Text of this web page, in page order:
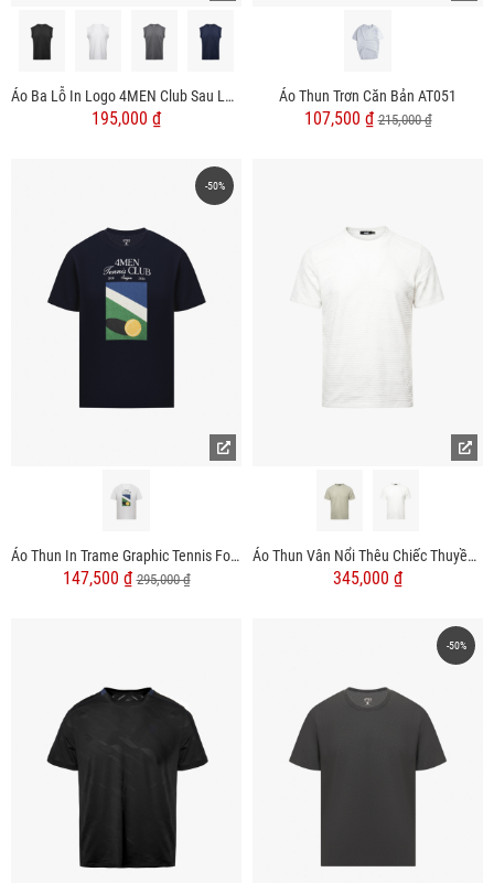
Áo Ba Lỗ In Logo 4MEN Club Sau Lưng Form Regular AT179
195,000 ₫
Áo Thun Trơn Căn Bản AT051
107,500 ₫215,000 ₫
-50%
Áo Thun In Trame Graphic Tennis Form Regular AT153
147,500 ₫295,000 ₫
Áo Thun Vân Nổi Thêu Chiếc Thuyền Form Regular AT191
345,000 ₫
-50%